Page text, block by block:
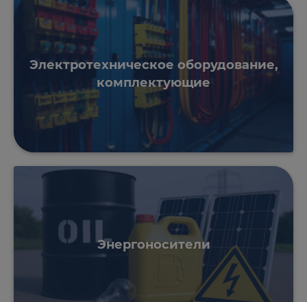
Электротехническое оборудование,
комплектующие
Энергоносители